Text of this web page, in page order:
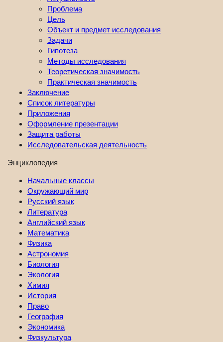
Проблема
Цель
Объект и предмет исследования
Задачи
Гипотеза
Методы исследования
Теоретическая значимость
Практическая значимость
Заключение
Список литературы
Приложения
Оформление презентации
Защита работы
Исследовательская деятельность
Энциклопедия
Начальные классы
Окружающий мир
Русский язык
Литература
Английский язык
Математика
Физика
Астрономия
Биология
Экология
Химия
История
Право
География
Экономика
Физкультура